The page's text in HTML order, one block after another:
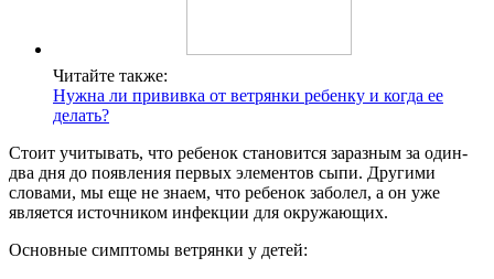
Читайте также:
Нужна ли прививка от ветрянки ребенку и когда ее
делать?
Стоит учитывать, что ребенок становится заразным за один-
два дня до появления первых элементов сыпи. Другими
словами, мы еще не знаем, что ребенок заболел, а он уже
является источником инфекции для окружающих.
Основные симптомы ветрянки у детей: